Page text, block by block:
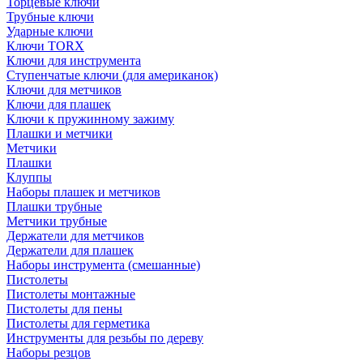
Трубные ключи
Ударные ключи
Ключи TORX
Ключи для инструмента
Ступенчатые ключи (для американок)
Ключи для метчиков
Ключи для плашек
Ключи к пружинному зажиму
Плашки и метчики
Метчики
Плашки
Клуппы
Наборы плашек и метчиков
Плашки трубные
Метчики трубные
Держатели для метчиков
Держатели для плашек
Наборы инструмента (смешанные)
Пистолеты
Пистолеты монтажные
Пистолеты для пены
Пистолеты для герметика
Инструменты для резьбы по дереву
Наборы резцов